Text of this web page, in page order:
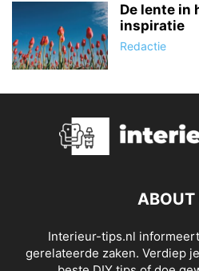
De lente in
inspiratie
Redactie
ABOUT
Interieur-tips.nl
gerelateerde zaken. Verdiep